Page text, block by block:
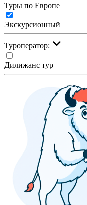
Туры по Европе
Экскурсионный
Туроператор:
Дилижанс тур